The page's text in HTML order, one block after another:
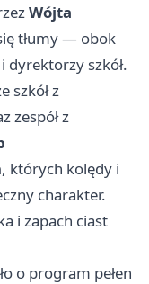
Wójta
tłumy — obok
dyrektorzy szkół.
szkół z
zespół z
, których kolędy i
charakter.
i zapach ciast
o program pełen